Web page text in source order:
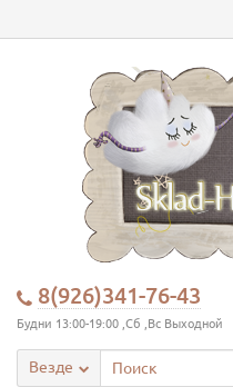
8(926)341-76-43
Будни 13:00-19:00 ,Сб ,Вс Выходной
Везде